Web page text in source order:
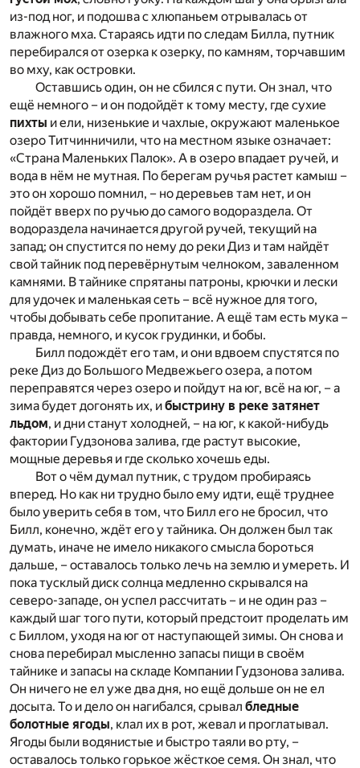
из-под ног, и подошва с хлюпаньем отрывалась от
влажного мха. Стараясь идти по следам Билла, путник
перебирался от озерка к озерку, по камням, торчавшим
во мху, как островки.
Оставшись один, он не сбился с пути. Он знал, что
ещё немного – и он подойдёт к тому месту, где сухие
пихты и ели, низенькие и чахлые, окружают маленькое
озеро Титчинничили, что на местном языке означает:
«Страна Маленьких Палок». А в озеро впадает ручей, и
вода в нём не мутная. По берегам ручья растет камыш –
это он хорошо помнил, – но деревьев там нет, и он
пойдёт вверх по ручью до самого водораздела. От
водораздела начинается другой ручей, текущий на
запад; он спустится по нему до реки Диз и там найдёт
свой тайник под перевёрнутым челноком, заваленном
камнями. В тайнике спрятаны патроны, крючки и лески
для удочек и маленькая сеть – всё нужное для того,
чтобы добывать себе пропитание. А ещё там есть мука –
правда, немного, и кусок грудинки, и бобы.
Билл подождёт его там, и они вдвоем спустятся по
реке Диз до Большого Медвежьего озера, а потом
переправятся через озеро и пойдут на юг, всё на юг, – а
зима будет догонять их, ибыстрину в реке затянет
льдом, и дни станут холодней, – на юг, к какой-нибудь
фактории Гудзонова залива, где растут высокие,
мощные деревья и где сколько хочешь еды.
Вот о чём думал путник, с трудом пробираясь
вперед. Но как ни трудно было ему идти, ещё труднее
было уверить себя в том, что Билл его не бросил, что
Билл, конечно, ждёт его у тайника. Он должен был так
думать, иначе не имело никакого смысла бороться
дальше, – оставалось только лечь на землю и умереть. И
пока тусклый диск солнца медленно скрывался на
северо-западе, он успел рассчитать – и не один раз –
каждый шаг того пути, который предстоит проделать им
с Биллом, уходя на юг от наступающей зимы. Он снова и
снова перебирал мысленно запасы пищи в своём
тайнике и запасы на складе Компании Гудзонова залива.
Он ничего не ел уже два дня, но ещё дольше он не ел
досыта. То и дело он нагибался, срывал бледные
болотные ягоды, клал их в рот, жевал и проглатывал.
Ягоды были водянистые и быстро таяли во рту, –
оставалось только горькое жёсткое семя. Он знал, что